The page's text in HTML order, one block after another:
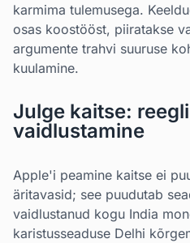
karmima tulemusega.
osas koostööst, piiratakse
argumente trahvi suuruse
kuulamine.
Julge kaitse:
vaidlustamine
Apple'i peamine kaitse ei
äritavasid; see puudutab
vaidlustanud kogu India
karistusseaduse Delhi